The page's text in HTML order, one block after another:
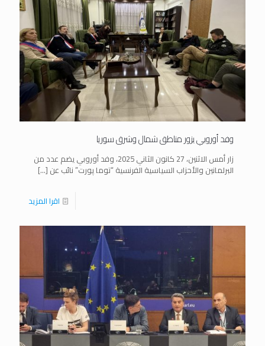
وفد أوروبي يزور مناطق شمال وشرق سوريا
زار أمس الاثنين، 27 كانون الثاني 2025، وفد أوروبي يضم عدد من
البرلمانين والأحزاب السياسية الفرنسية “توما پورت” نائب عن […]
اقرا المزيد